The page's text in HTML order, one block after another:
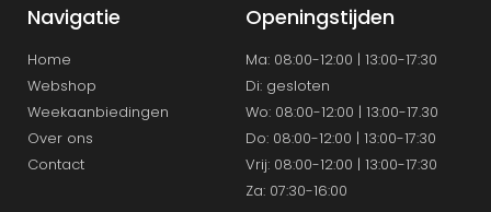
Navigatie
Home
Webshop
Weekaanbiedingen
Over ons
Contact
Openingstijden
Ma: 08:00-12:00 | 13:00-17:30
Di: gesloten
Wo: 08:00-12:00 | 13:00-17.30
Do: 08:00-12:00 | 13:00-17:30
Vrij: 08:00-12:00 | 13:00-17:30
Za: 07:30-16:00